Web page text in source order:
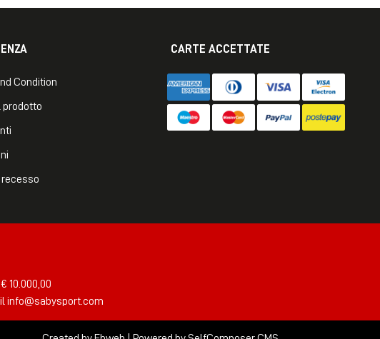
Condition
prodotto
CARTE ACCETTATE
10.000,00
info@sabysport.com